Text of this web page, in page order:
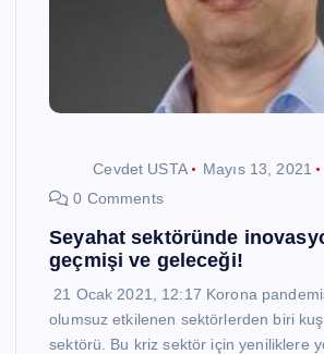
Cevdet USTA
Mayıs 13, 2021
0 Comments
Seyahat sektöründe
geçmişi ve geleceği!
21 Ocak 2021, 12:17 Korona
olumsuz etkilenen sektörlerden biri
sektörü. Bu kriz sektör için yeniliklere